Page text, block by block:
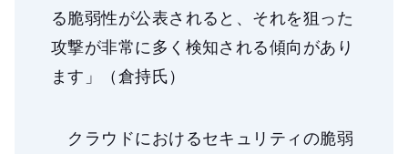
る脆弱性が公表されると、それを狙った
攻撃が非常に多く検知される傾向があり
ます」（倉持氏）
クラウドにおけるセキュリティの脆弱